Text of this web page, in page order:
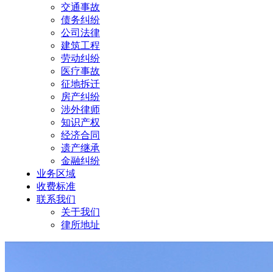
交通事故
债务纠纷
公司法律
建筑工程
劳动纠纷
医疗事故
征地拆迁
房产纠纷
涉外律师
知识产权
经济合同
遗产继承
金融纠纷
业务区域
收费标准
联系我们
关于我们
律所地址